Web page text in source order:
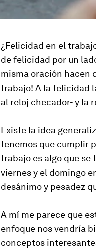
¿Felicidad en el
de felicidad por un
misma oración hacen
trabajo! A la felicidad
al reloj checador- y la
Existe la idea
tenemos que cumplir
trabajo es algo que se
viernes y el domingo
desánimo y pesadez
A mí me parece que
enfoque nos vendría
conceptos